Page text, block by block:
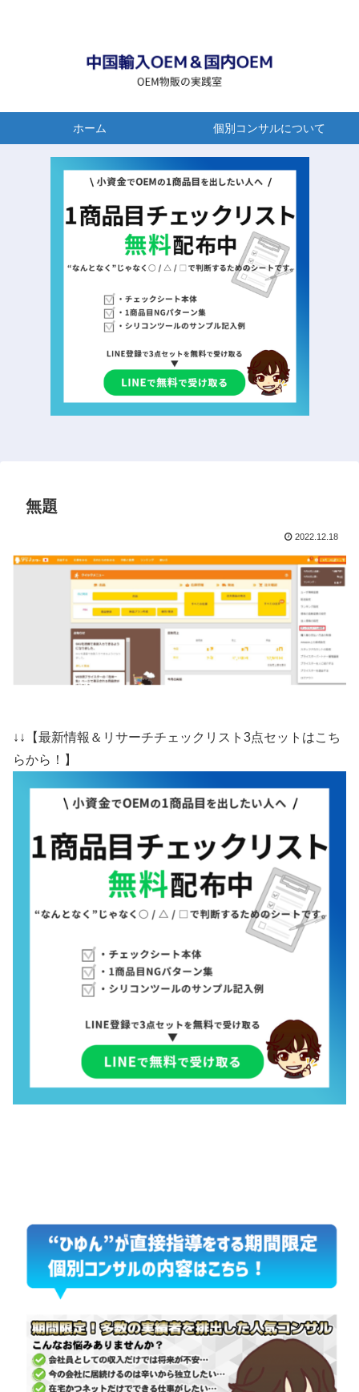
ホーム 個別コンサルについて
無題
2022.12.18
↓↓【最新情報＆リサーチチェックリスト3点セットはこち
らから！】